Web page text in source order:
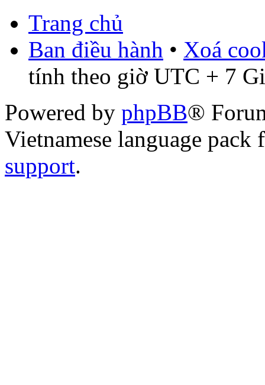
Trang chủ
Ban điều hành • Xoá
tính theo giờ UTC + 7
Powered by phpBB®
Vietnamese language
support.